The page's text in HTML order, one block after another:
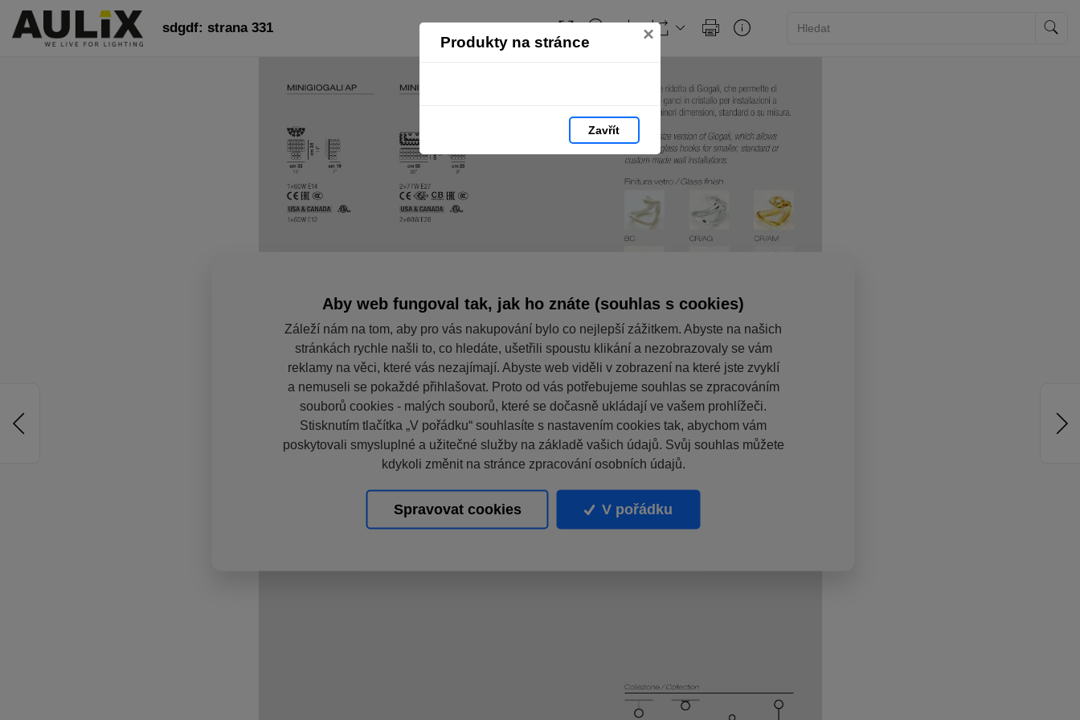
Produkty na stránce ×
Zavřít
sdgdf: strana 331
Aby web fungoval tak, jak ho znáte (souhlas s cookies)
Záleží nám na tom, aby pro vás nakupování bylo co nejlepší zážitkem. Abyste na našich
stránkách rychle našli to, co hledáte, ušetřili spoustu klikání a nezobrazovaly se vám
reklamy na věci, které vás nezajímají. Abyste web viděli v zobrazení na které jste zvyklí
a nemuseli se pokaždé přihlašovat. Proto od vás potřebujeme souhlas se zpracováním
souborů cookies - malých souborů, které se dočasně ukládají ve vašem prohlížeči.
Stisknutím tlačítka „V pořádku“ souhlasíte s nastavením cookies tak, abychom vám
poskytovali smysluplné a užitečné služby na základě vašich údajů. Svůj souhlas můžete
kdykoli změnit na stránce zpracování osobních údajů.
Spravovat cookies V pořádku